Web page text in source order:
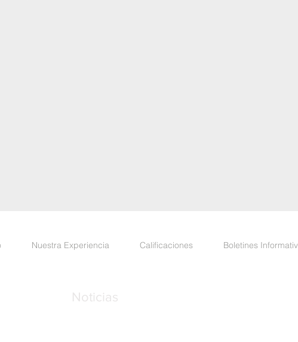
Nuestra Experiencia Calificaciones Boletines
Noticias